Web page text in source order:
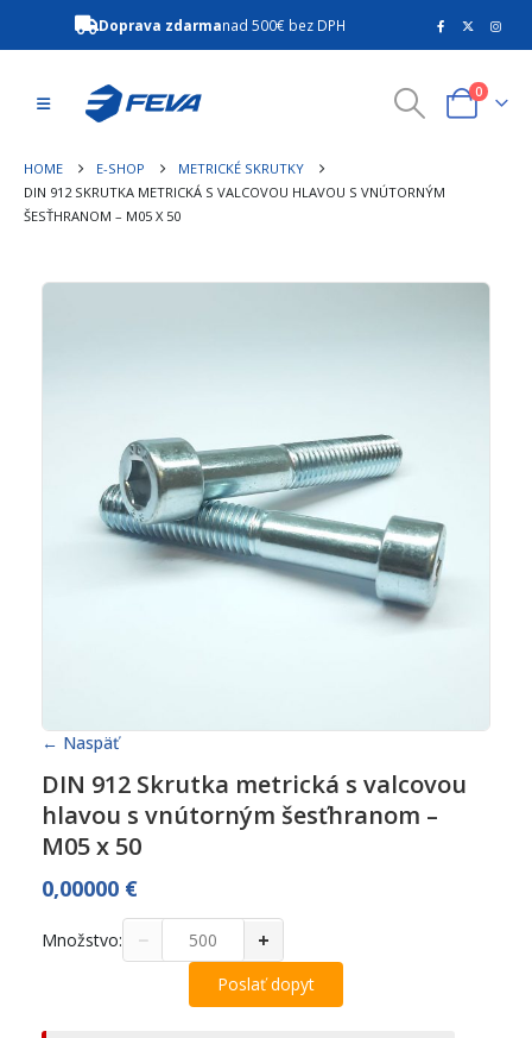
Doprava zdarmanad 500€ bez DPH
0
HOME E-SHOP
METRICKÉ SKRUTKY
DIN 912 SKRUTKA METRICKÁ S VALCOVOU HLAVOU S VNÚTORNÝM
ŠESŤHRANOM – M05 X 50
← Naspäť
DIN 912 Skrutka metrická s valcovou
hlavou s vnútorným šesťhranom –
M05 x 50
0,00000 €
Množstvo: − +
Poslať dopyt